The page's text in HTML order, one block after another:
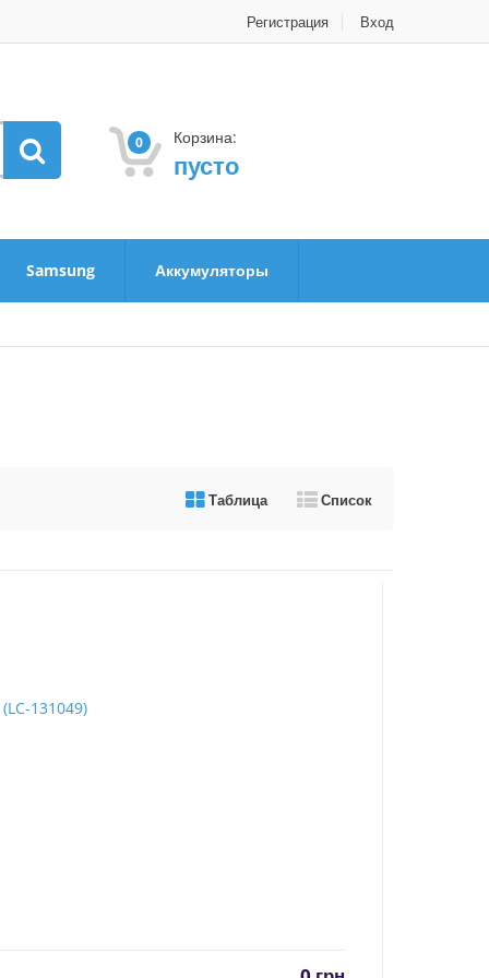
Регистрация Вход
0 Корзина:
пусто
Samsung Аккумуляторы
Таблица Список